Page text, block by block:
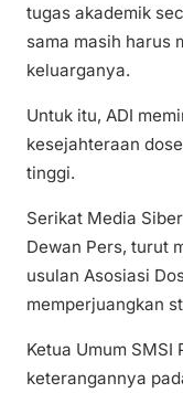
tugas akademik
sama masih harus
keluarganya.
Untuk itu, ADI
kesejahteraan
tinggi.
Serikat Media
Dewan Pers, turut
usulan Asosiasi
memperjuangkan
Ketua Umum SMSI
keterangannya